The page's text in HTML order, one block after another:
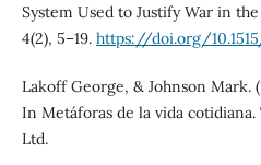
System Used to Justify War in
4(2), 5–19. https://doi.org/
Lakoff George, & Johnson Mark.
In Metáforas de la vida
Ltd.